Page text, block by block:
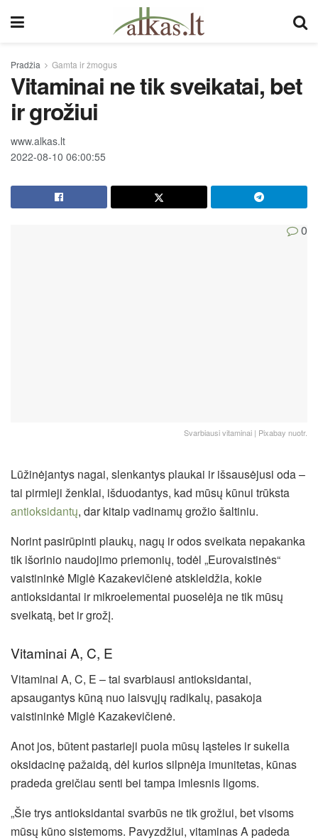
Pradžia Gamta ir žmogus
Vitaminai ne tik sveikatai, bet
ir grožiui
www.alkas.lt
2022-08-10 06:00:55
0
Svarbiausi vitaminai | Pixabay nuotr.
Lūžinėjantys nagai, slenkantys plaukai ir išsausėjusi oda –
tai pirmieji ženklai, išduodantys, kad mūsų kūnui trūksta
antioksidantų, dar kitaip vadinamų grožio šaltiniu.
Norint pasirūpinti plaukų, nagų ir odos sveikata nepakanka
tik išorinio naudojimo priemonių, todėl „Eurovaistinės“
vaistininkė Miglė Kazakevičienė atskleidžia, kokie
antioksidantai ir mikroelementai puoselėja ne tik mūsų
sveikatą, bet ir grožį.
Vitaminai A, C, E
Vitaminai A, C, E – tai svarbiausi antioksidantai,
apsaugantys kūną nuo laisvųjų radikalų, pasakoja
vaistininkė Miglė Kazakevičienė.
Anot jos, būtent pastarieji puola mūsų ląsteles ir sukelia
oksidacinę pažaidą, dėl kurios silpnėja imunitetas, kūnas
pradeda greičiau senti bei tampa imlesnis ligoms.
„Šie trys antioksidantai svarbūs ne tik grožiui, bet visoms
mūsų kūno sistemoms. Pavyzdžiui, vitaminas A padeda